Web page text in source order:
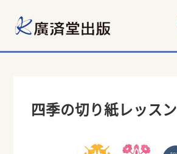
四季の切り紙レッスン